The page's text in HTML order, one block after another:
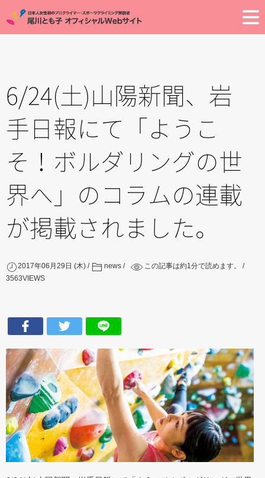
6/24(土)山陽新聞、岩
手日報にて「ようこ
そ！ボルダリングの世
界へ」のコラムの連載
が掲載されました。
2017年06月29日 (木) news この記事は約1分で読めます。
3563VIEWS